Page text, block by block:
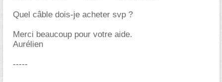
Quel câble dois-je acheter svp ?
Merci beaucoup pour votre aide.
Aurélien
-----